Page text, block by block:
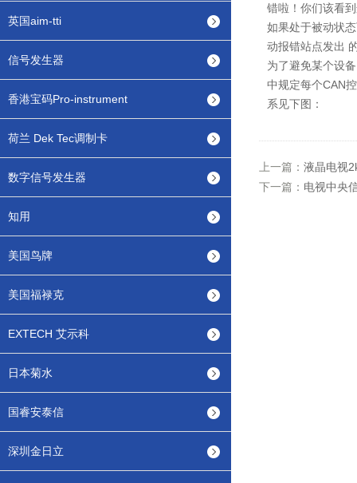
英国aim-tti
信号发生器
香港宝码Pro-instrument
荷兰 Dek Tec调制卡
数字信号发生器
知用
美国鸟牌
美国福禄克
EXTECH 艾示科
日本菊水
国睿安泰信
深圳金日立
错啦！你们该看
如果处于被动状
动报错站点发出
为了避免某个设
中规定每个CAN
系见下图：
上一篇： 液晶电视
下一篇： 电视中央